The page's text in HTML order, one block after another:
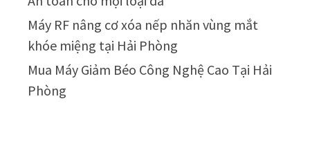
Máy RF nâng cơ xóa nếp nhăn vùng mắt
khóe miệng tại Hải Phòng
Mua Máy Giảm Béo Công Nghệ Cao Tại Hải
Phòng